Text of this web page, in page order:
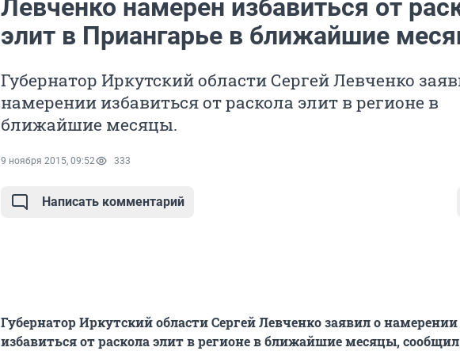
Левченко намерен избавиться от
элит в Приангарье в ближайшие
Губернатор Иркутский области Сергей Левченко
намерении избавиться от раскола элит в регионе в
ближайшие месяцы.
9 ноября 2015, 09:52 333
Написать комментарий
Губернатор Иркутский области Сергей Левченко заявил о намерении
избавиться от раскола элит в регионе в ближайшие месяцы, сообщил